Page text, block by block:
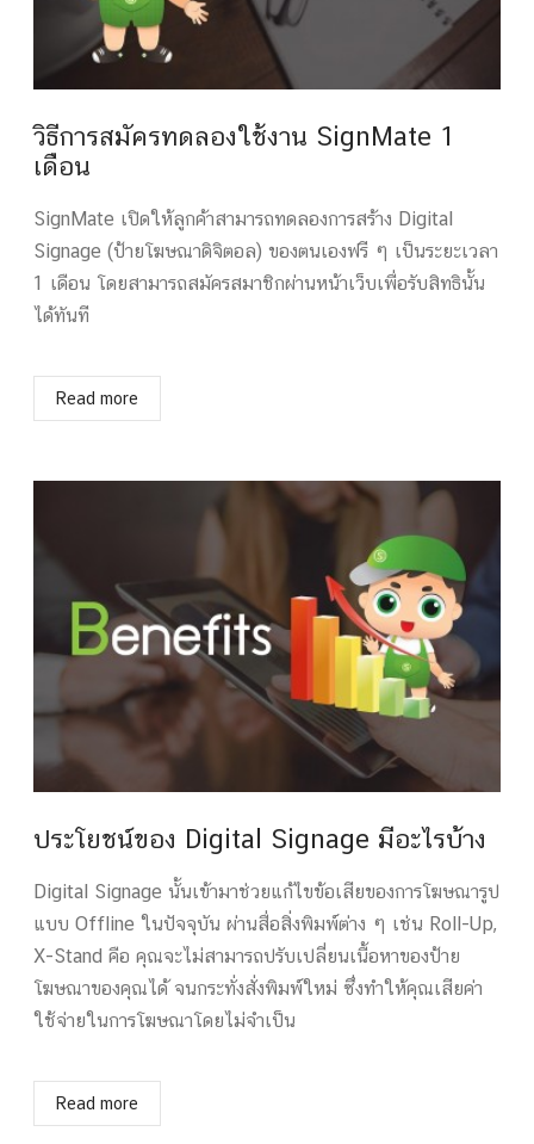
วิธีการสมัครทดลองใช้งาน SignMate 1
เดือน
SignMate เปิดให้ลูกค้าสามารถทดลองการสร้าง Digital
Signage (ป้ายโฆษณาดิจิตอล) ของตนเองฟรี ๆ เป็นระยะเวลา
1 เดือน โดยสามารถสมัครสมาชิกผ่านหน้าเว็บเพื่อรับสิทธินั้น
ได้ทันที
Read more
ประโยชน์ของ Digital Signage มีอะไรบ้าง
Digital Signage นั้นเข้ามาช่วยแก้ไขข้อเสียของการโฆษณารูป
แบบ Offline ในปัจจุบัน ผ่านสื่อสิ่งพิมพ์ต่าง ๆ เช่น Roll-Up,
X-Stand คือ คุณจะไม่สามารถปรับเปลี่ยนเนื้อหาของป้าย
โฆษณาของคุณได้ จนกระทั่งสั่งพิมพ์ใหม่ ซึ่งทำให้คุณเสียค่า
ใช้จ่ายในการโฆษณาโดยไม่จำเป็น
Read more